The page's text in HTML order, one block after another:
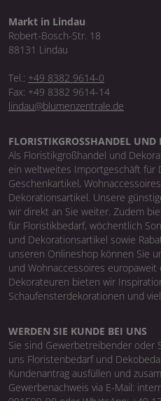
Markt in Lindau
Robert-Bosch-Str. 18
88131 Lindau
Tel.: +49 8382 9614-0
Fax: +49 8382 9614-14
lindau@blumenzentrale.de
FLORISTIKGROSSHANDEL
Als Floristikgroßhandel und
ein weltweites Importgeschäft für
Geschenkartikel,
Dekorationsartikel. Unsere
wir direkt an Sie weiter. Zudem
für Floristikbedarf, wöchentlich
und Dekorationsartikel sowie
unseren Onlineshop können Sie
und Wohnaccessoires
Dekorateuren bieten wir
Schaufensterdekorationen und
WERDEN SIE KUNDE BEI UNS
Sie sind Gewerbetreibender oder
uns Floristenbedarf und
Kundenantrag ausfüllen und
Gewerbenachweis via E-Mail: